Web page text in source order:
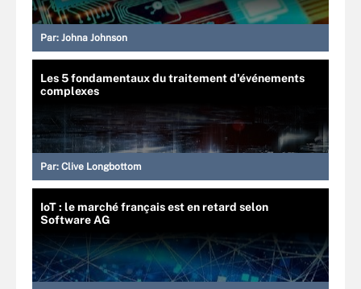
Par: Johna Johnson
Les 5 fondamentaux du traitement d'événements
complexes
Par: Clive Longbottom
IoT : le marché français est en retard selon
Software AG